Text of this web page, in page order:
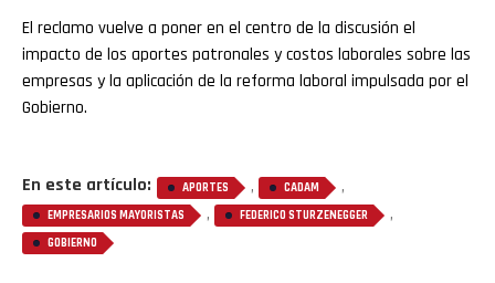
El reclamo vuelve a poner en el centro de la discusión el
impacto de los aportes patronales y costos laborales sobre las
empresas y la aplicación de la reforma laboral impulsada por el
Gobierno.
En este artículo: APORTES , CADAM ,
EMPRESARIOS MAYORISTAS , FEDERICO STURZENEGGER ,
GOBIERNO